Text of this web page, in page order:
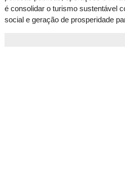
é consolidar o turismo sustentável
social e geração de prosperidade